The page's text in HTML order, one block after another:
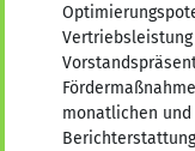
Vertriebsleistung
monatlichen